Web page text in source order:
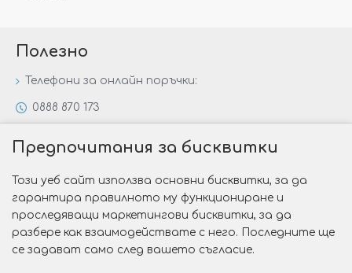
Полезно
Телефони за онлайн поръчки:
0888 870 173
Специални предложения
Защо да изберете Victoria Gold&Silver?
Как да изберем годежен пръстен?
Предпочитания за бисквитки
Този уеб сайт използва основни бисквитки, за да
гарантира правилното му функциониране и
проследяващи маркетингови бисквитки, за да
разбере как взаимодействате с него. Последните ще
се задават само след вашето съгласие.